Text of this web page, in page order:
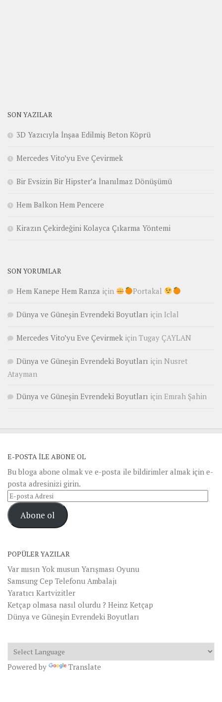
SON YAZILAR
3D Yazıcıyla İnşaa Edilmiş Beton Köprü
Mercedes Vito’yu Eve Çevirmek
Bir Evsizin Bir Hipster’a İnanılmaz Dönüşümü
Hem Balkon Hem Pencere
Kirazın Çekirdeğini Kolayca Çıkarma Yöntemi
SON YORUMLAR
Hem Kanepe Hem Ranza için Portakal
Dünya ve Güneşin Evrendeki Boyutları için Iclal
Mercedes Vito’yu Eve Çevirmek için Tugay ÇAYLAN
Dünya ve Güneşin Evrendeki Boyutları için Nusret
Atayman
Dünya ve Güneşin Evrendeki Boyutları için Emrah Şahin
E-POSTA ILE ABONE OL
Bu bloga abone olmak ve e-posta ile bildirimler almak için e-
posta adresinizi girin.
E-
posta
AdresiAbone ol
POPÜLER YAZILAR
Var mısın Yok musun Yarışması Oyunu
Samsung Cep Telefonu Ambalajı
Yaratıcı Kartvizitler
Ketçap olmasa nasıl olurdu ? Heinz Ketçap
Dünya ve Güneşin Evrendeki Boyutları
Powered by Translate